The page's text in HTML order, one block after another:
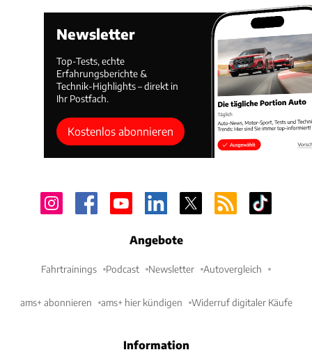
Newsletter
Top-Tests, echte
Erfahrungsberichte &
Technik-Highlights – direkt in
Ihr Postfach.
Kostenlos abonnieren
Angebote
Fahrtrainings Podcast Newsletter Autovergleich
ams+ abonnieren ams+ hier kündigen Widerruf digitaler Käufe
Information